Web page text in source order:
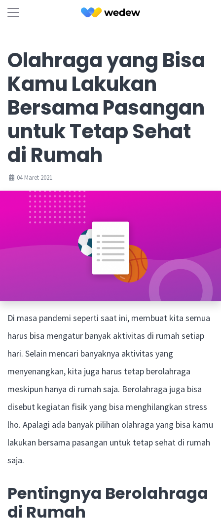
Olahraga yang Bisa
Kamu Lakukan
Bersama Pasangan
untuk Tetap Sehat
di Rumah
04 Maret 2021
Di masa pandemi seperti saat ini, membuat kita semua
harus bisa mengatur banyak aktivitas di rumah setiap
hari. Selain mencari banyaknya aktivitas yang
menyenangkan, kita juga harus tetap berolahraga
meskipun hanya di rumah saja. Berolahraga juga bisa
disebut kegiatan fisik yang bisa menghilangkan stress
lho. Apalagi ada banyak pilihan olahraga yang bisa kamu
lakukan bersama pasangan untuk tetap sehat di rumah
saja.
Pentingnya Berolahraga
di Rumah